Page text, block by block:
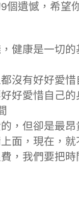
個遺憾，希望
健康是一切
沒有好好愛
好愛惜自己
，但卻是最
面，現在，就
，我們要把